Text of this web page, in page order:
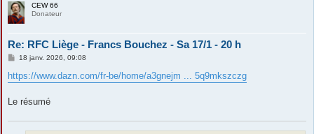
CEW 66
Donateur
Re: RFC Liège - Francs Bouchez - Sa 17/1 - 20 h
M
s
s
g
18 janv. 2026, 09:08
https://www.dazn.com/fr-be/home/a3gnejm ... 5q9mkszczg
Le résumé